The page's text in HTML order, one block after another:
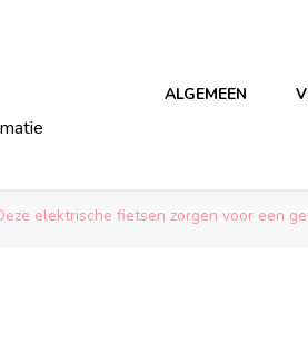
ALGEMEEN
elektrische fietsen zorgen voor een